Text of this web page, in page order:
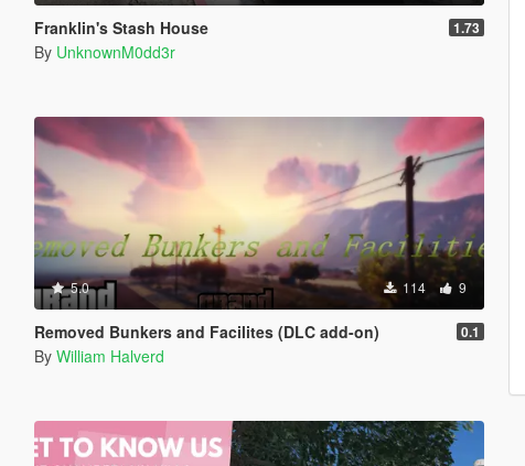
Franklin's Stash House 1.73
By UnknownM0dd3r
5.0 114 9
Removed Bunkers and Facilites (DLC add-on) 0.1
By William Halverd